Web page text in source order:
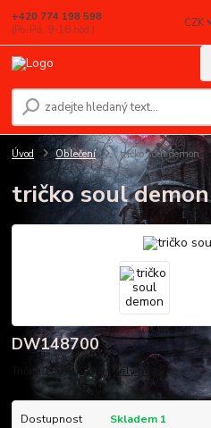
CZK
+420 774 198 598
(Po-Pá, 9-16 hod.)
Úvod Oblečení tričko soul demon
tričko soul demon
DW148700
Tričko 100% bavlna celý popis
Dostupnost
Skladem 1